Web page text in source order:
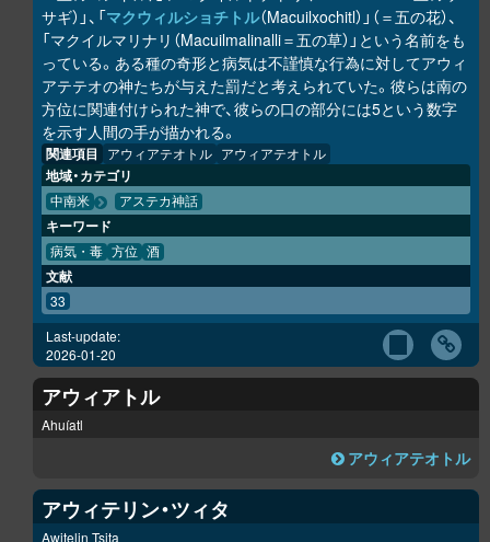
サギ）」、「マクウィルショチトル（Macuilxochitl）」（＝五の花）、
「マクイルマリナリ（Macuilmalinalli＝五の草）」という名前をも
っている。ある種の奇形と病気は不謹慎な行為に対してアウィ
アテテオの神たちが与えた罰だと考えられていた。彼らは南の
方位に関連付けられた神で、彼らの口の部分には5という数字
を示す人間の手が描かれる。
関連項目 アウィアテオトル アウィアテオトル
地域・カテゴリ
中南米 アステカ神話
キーワード
病気・毒 方位 酒
文献
33
Last-update:
2026-01-20
アウィアトル
Ahuíatl
アウィアテオトル
アウィテリン・ツィタ
Awitelin Tsita